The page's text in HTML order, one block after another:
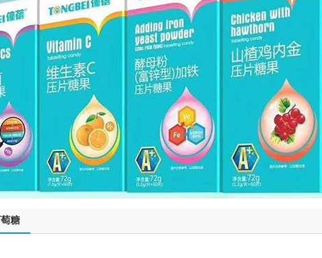
压片糖果
乳铁蛋白礼盒
糖